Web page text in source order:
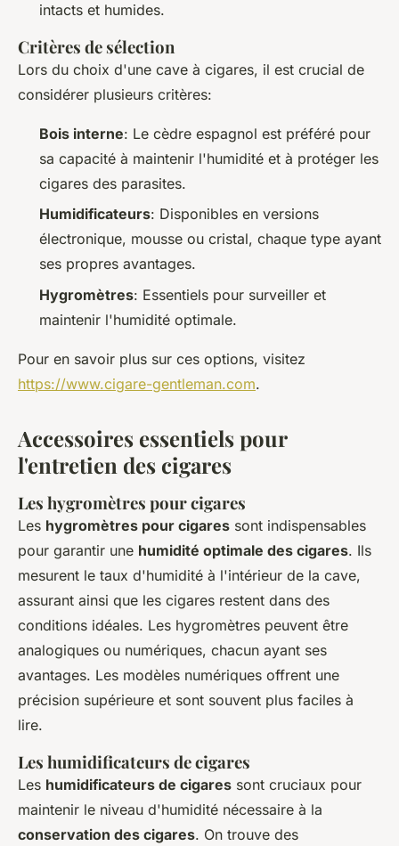
intacts et humides.
Critères de sélection
Lors du choix d'une cave à cigares, il est crucial de
considérer plusieurs critères:
Bois interne: Le cèdre espagnol est préféré pour
sa capacité à maintenir l'humidité et à protéger les
cigares des parasites.
Humidificateurs: Disponibles en versions
électronique, mousse ou cristal, chaque type ayant
ses propres avantages.
Hygromètres: Essentiels pour surveiller et
maintenir l'humidité optimale.
Pour en savoir plus sur ces options, visitez
https://www.cigare-gentleman.com.
Accessoires essentiels pour
l'entretien des cigares
Les hygromètres pour cigares
Les hygromètres pour cigares sont indispensables
pour garantir une humidité optimale des cigares. Ils
mesurent le taux d'humidité à l'intérieur de la cave,
assurant ainsi que les cigares restent dans des
conditions idéales. Les hygromètres peuvent être
analogiques ou numériques, chacun ayant ses
avantages. Les modèles numériques offrent une
précision supérieure et sont souvent plus faciles à
lire.
Les humidificateurs de cigares
Les humidificateurs de cigares sont cruciaux pour
maintenir le niveau d'humidité nécessaire à la
conservation des cigares. On trouve des